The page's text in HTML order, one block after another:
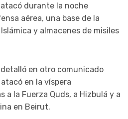
durante la noche
aérea, una base de la
y almacenes de misiles
en otro comunicado
en la víspera
a la Fuerza Quds, a Hizbulá y a
en Beirut.